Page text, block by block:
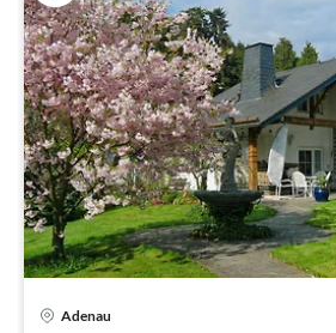
Adenau